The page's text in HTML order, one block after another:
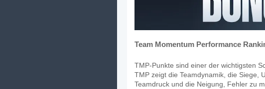
Team Momentum Performance
TMP-Punkte sind einer der wichtigsten
TMP zeigt die Teamdynamik, die Siege,
Teamdruck und die Neigung, Fehler zu